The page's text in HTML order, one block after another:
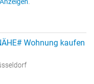
Wohnung kaufen